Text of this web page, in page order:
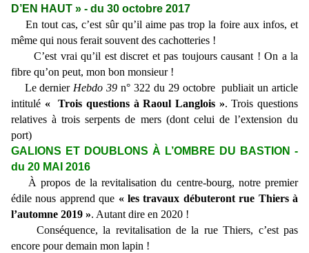
D’EN HAUT » - du 30 octobre 2017
En tout cas, c’est sûr qu’il aime pas trop la foire aux infos, et
même qui nous ferait souvent des cachotteries !
C’est vrai qu’il est discret et pas toujours causant ! On a la
fibre qu’on peut, mon bon monsieur !
Le dernier Hebdo 39 n° 322 du 29 octobre publiait un article
intitulé « Trois questions à Raoul Langlois ». Trois questions
relatives à trois serpents de mers (dont celui de l’extension du
port)
GALIONS ET DOUBLONS À L’OMBRE DU BASTION -
du 20 MAI 2016
À propos de la revitalisation du centre-bourg, notre premier
édile nous apprend que « les travaux débuteront rue Thiers à
l’automne 2019 ». Autant dire en 2020 !
Conséquence, la revitalisation de la rue Thiers, c’est pas
encore pour demain mon lapin !